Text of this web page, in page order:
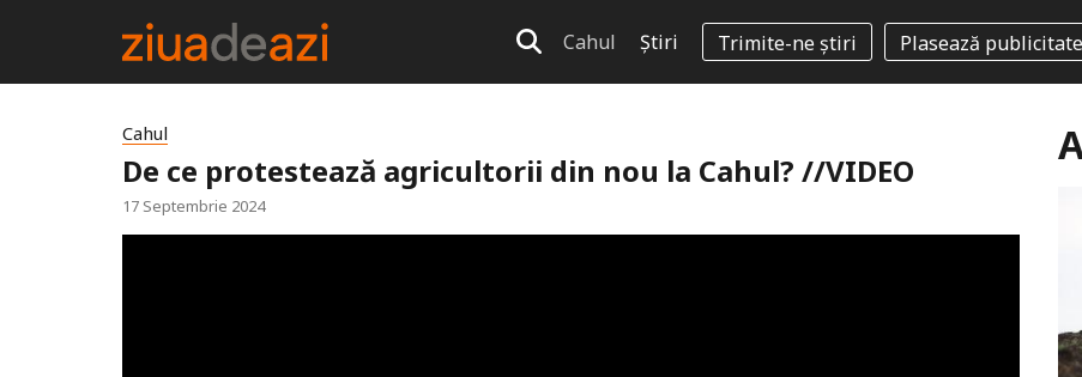
Cahul Știri Trimite-ne știri Plasează publicitate
Cahul
De ce protestează agricultorii din nou la Cahul? //VIDEO
17 Septembrie 2024